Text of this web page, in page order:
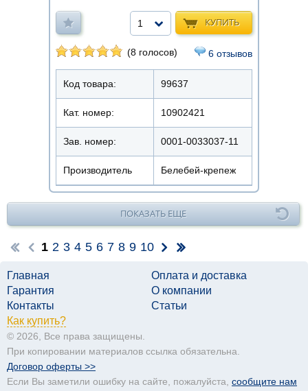
КУПИТЬ
1
(8 голосов) 6 отзывов
Код товара: 99637
Кат. номер: 10902421
Зав. номер: 0001-0033037-11
Производитель Белебей-крепеж
ПОКАЗАТЬ ЕЩЕ
1 2 3 4 5 6 7 8 9 10
Главная
Оплата и доставка
Гарантия
О компании
Контакты
Статьи
Как купить?
© 2026, Все права защищены.
При копировании материалов ссылка обязательна.
Договор оферты >>
Если Вы заметили ошибку на сайте, пожалуйста, сообщите нам